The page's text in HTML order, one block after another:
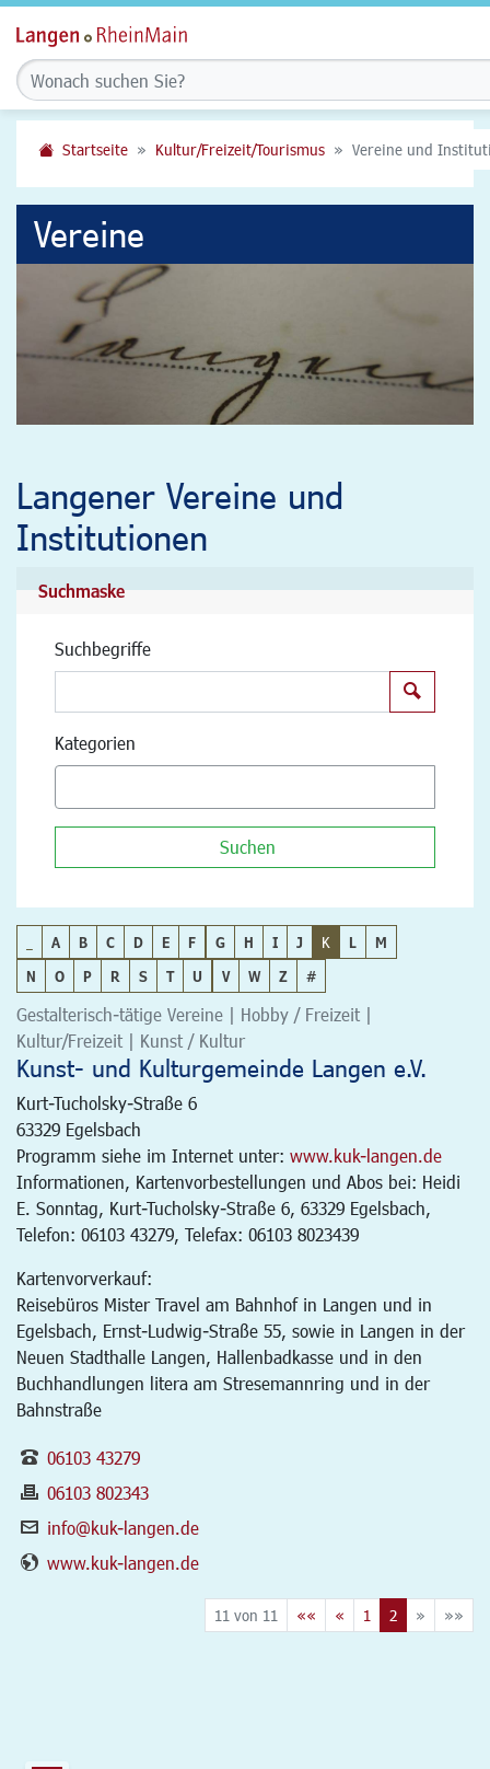
Startseite Kultur/Freizeit/Tourismus Vereine und
Vereine
Langener Vereine und
Institutionen
Suchmaske
Suchbegriffe
Kategorien
Suchen
A B C D E F G H I J K L
M
N
O P R S T U V W Z #
Gestalterisch-tätige Vereine | Hobby / Freizeit |
Kultur/Freizeit | Kunst / Kultur
Kunst- und Kulturgemeinde Langen e.V.
Kurt-Tucholsky-Straße 6
63329 Egelsbach
Programm siehe im Internet unter: www.kuk-langen.de
Informationen, Kartenvorbestellungen und Abos bei: Heidi
E. Sonntag, Kurt-Tucholsky-Straße 6, 63329 Egelsbach,
Telefon: 06103 43279, Telefax: 06103 8023439
Kartenvorverkauf:
Reisebüros Mister Travel am Bahnhof in Langen und in
Egelsbach, Ernst-Ludwig-Straße 55, sowie in Langen in der
Neuen Stadthalle Langen, Hallenbadkasse und in den
Buchhandlungen litera am Stresemannring und in der
Bahnstraße
06103 43279
06103 802343
info@kuk-langen.de
www.kuk-langen.de
11 von 11 «« « 1 2 » »»